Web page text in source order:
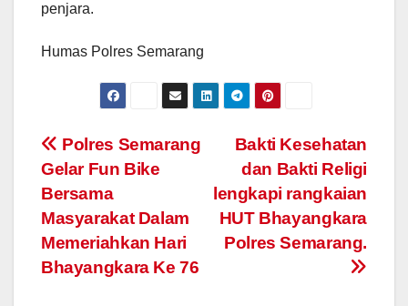
penjara.
Humas Polres Semarang
Post
navigation
Bakti Kesehatan
dan Bakti Religi
lengkapi rangkaian
HUT Bhayangkara
Polres Semarang.
Polres Semarang
Gelar Fun Bike
Bersama
Masyarakat Dalam
Memeriahkan Hari
Bhayangkara Ke 76